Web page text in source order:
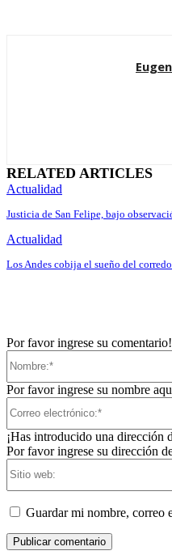
RELATED ARTICLES
Actualidad
Justicia de San Felipe, bajo
Actualidad
Los Andes cobija el sueño del
Por favor ingrese su comentario!
Por favor ingrese su nombre
¡Has introducido una dirección
Por favor ingrese su dirección
Guardar mi nombre, correo